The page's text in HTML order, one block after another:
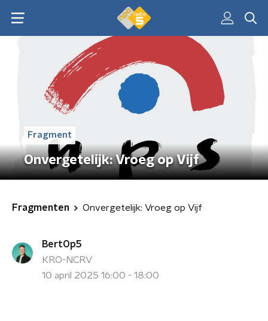
Fragment
Onvergetelijk: Vroeg op Vijf
Fragmenten Onvergetelijk: Vroeg op Vijf
BertOp5
KRO-NCRV
10 april 2025 16:00 - 18:00